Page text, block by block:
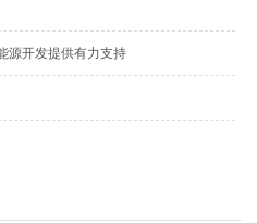
源开发提供有力支持